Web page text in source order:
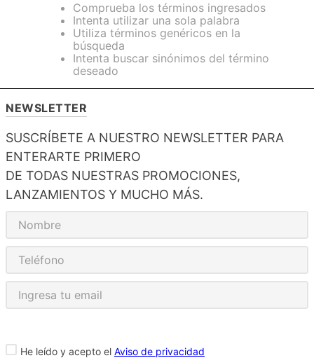
Comprueba los términos ingresados
Intenta utilizar una sola palabra
Utiliza términos genéricos en la
búsqueda
Intenta buscar sinónimos del término
deseado
NEWSLETTER
SUSCRÍBETE A NUESTRO NEWSLETTER PARA
ENTERARTE PRIMERO
DE TODAS NUESTRAS PROMOCIONES,
LANZAMIENTOS Y MUCHO MÁS.
He leído y acepto el Aviso de privacidad